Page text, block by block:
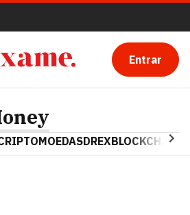
Entrar
DREXBLOCKCHAIN